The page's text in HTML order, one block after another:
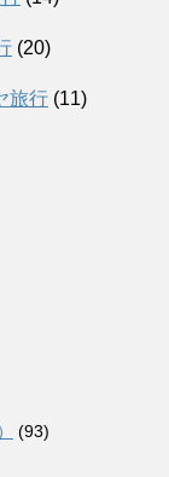
(20)
旅行 (11)
(93)